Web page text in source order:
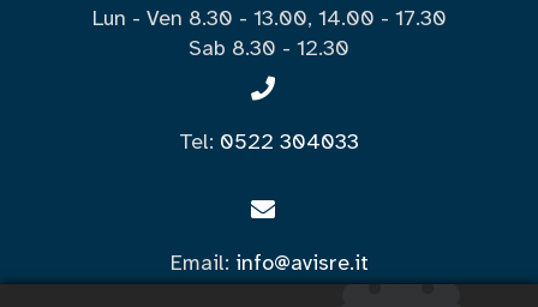
Lun - Ven 8.30 - 13.00, 14.00 - 17.30
Sab 8.30 - 12.30
Tel: 0522 304033
Email: info@avisre.it